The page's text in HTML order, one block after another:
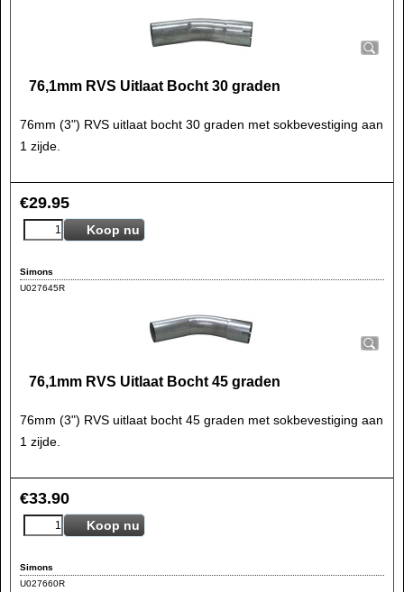
76,1mm RVS Uitlaat Bocht 30 graden
76mm (3") RVS uitlaat bocht 30 graden met sokbevestiging aan
1 zijde.
€29.95
Koop nu
Simons
U027645R
76,1mm RVS Uitlaat Bocht 45 graden
76mm (3") RVS uitlaat bocht 45 graden met sokbevestiging aan
1 zijde.
€33.90
Koop nu
Simons
U027660R